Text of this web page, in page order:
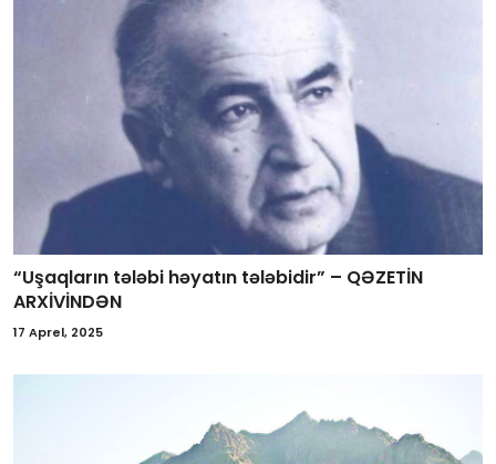
“Uşaqların tələbi həyatın tələbidir” – QƏZETİN
ARXİVİNDƏN
17 Aprel, 2025